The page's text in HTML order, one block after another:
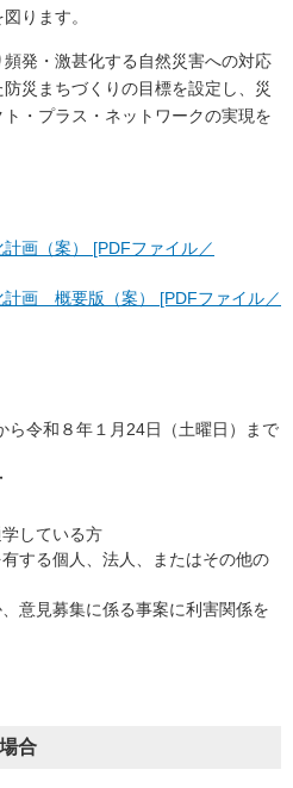
ります。
発・激甚化する自然災害への対応
災まちづくりの目標を設定し、災
・プラス・ネットワークの実現を
画（案） [PDFファイル／
計画 概要版（案） [PDFファイル／
ら令和８年１月24日（土曜日）まで
している方
する個人、法人、またはその他の
意見募集に係る事案に利害関係を
合